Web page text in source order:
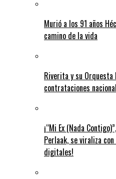
Murió a los 91 años
camino de la vida
Riverita y su Orquesta
contrataciones
¡“Mi Ex (Nada
Perlaak, se viraliza
digitales!